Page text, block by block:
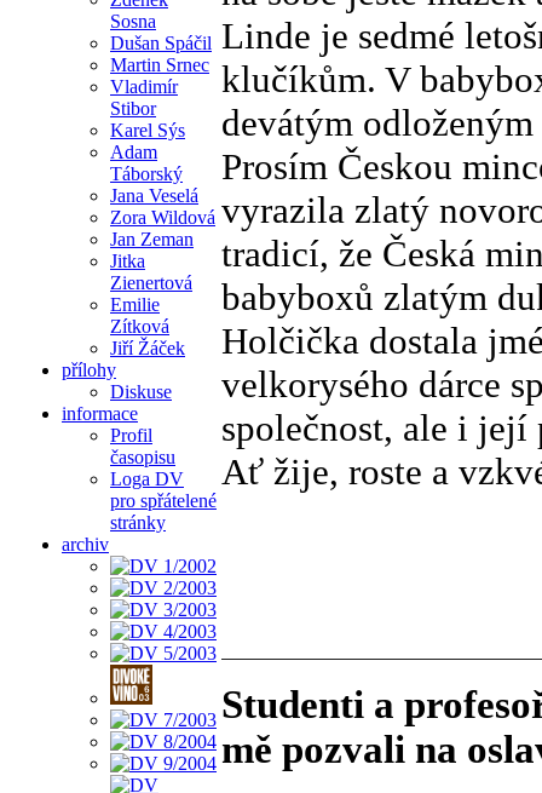
Sosna
Dušan Spáčil
Martin Srnec
Vladimír
Stibor
Karel Sýs
Adam
Táborský
Jana Veselá
Zora Wildová
Jan Zeman
Jitka
Zienertová
Emilie
Zítková
Jiří Žáček
přílohy
Diskuse
informace
Profil
časopisu
Loga DV
pro spřátelené
stránky
archiv
Linde je sedmé
klučíkům. V
devátým
Prosím Českou
vyrazila zlatý
tradicí, že Česká
babyboxů zlatým
Holčička dostala
velkorysého dárce
společnost, ale i její
Ať žije, roste a
Studenti a
mě pozvali na